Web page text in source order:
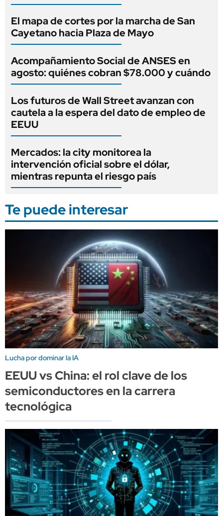
El mapa de cortes por la marcha de San
Cayetano hacia Plaza de Mayo
Acompañamiento Social de ANSES en
agosto: quiénes cobran $78.000 y cuándo
Los futuros de Wall Street avanzan con
cautela a la espera del dato de empleo de
EEUU
Mercados: la city monitorea la
intervención oficial sobre el dólar,
mientras repunta el riesgo país
Te puede interesar
Lucha por dominar la IA
EEUU vs China: el rol clave de los
semiconductores en la carrera
tecnológica